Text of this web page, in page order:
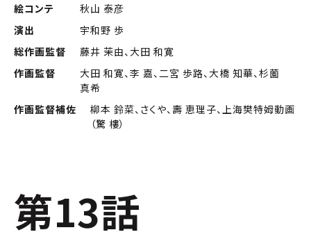
絵コンテ
秋山 泰彦
演出
宇和野 歩
総作画監督
藤井 茉由、大田 和寛
作画監督
大田 和寛、李 嘉、二宮 歩路、大橋 知華、杉薗
真希
作画監督補佐
柳本 鈴菜、さくや、壽 恵理子、上海樊特姆動画
（驚 樓）
第13話